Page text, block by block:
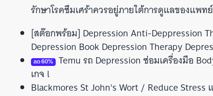
รักษาโรคซึมเศร้าควรอยู่ภายใต้การดูแลของแพท
[สต๊อกพร้อม] Depression Anti-Deppression
Depression Book Depression Therapy
ลด60%
Temu รถ Depression ซ่อมเครื่องมือ
เกจ l
Blackmores St John's Wort / Reduce